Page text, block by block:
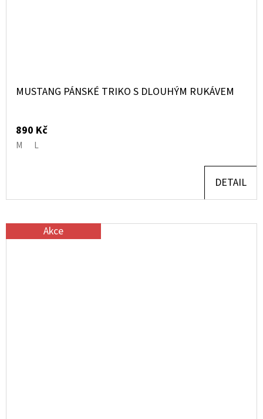
MUSTANG PÁNSKÉ TRIKO S DLOUHÝM RUKÁVEM
890 Kč
M L
DETAIL
Akce